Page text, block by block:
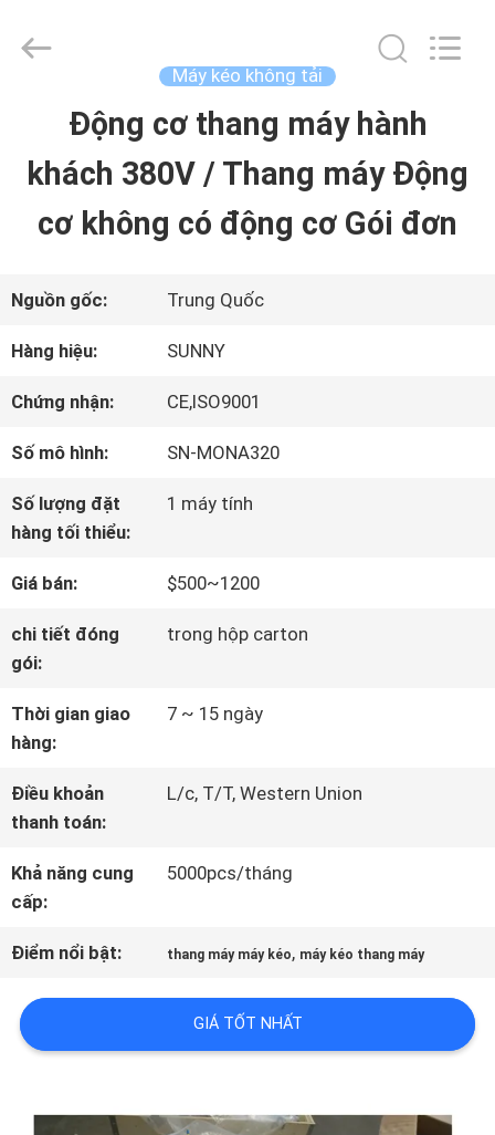
TRANG
CHỦ
SẢN
PHẨM
VIDEO
VỀ
CHÚNG
TÔI
THAM
QUAN
NHÀ
KIỂM
CHẤT
2026
SHANGHAI
Reserved.
Máy kéo không tải
Động cơ thang máy hành
khách 380V / Thang máy Động
cơ không có động cơ Gói đơn
Nguồn gốc: Trung Quốc
Hàng hiệu: SUNNY
Chứng nhận: CE,ISO9001
Số mô hình: SN-MONA320
Số lượng đặt
hàng tối thiểu:
1 máy tính
Giá bán: $500~1200
chi tiết đóng
gói:
trong hộp carton
Thời gian giao
hàng:
7 ~ 15 ngày
Điều khoản
thanh toán:
L/c, T/T, Western Union
Khả năng cung
cấp:
5000pcs/tháng
Điểm nổi bật: thang máy máy kéo, máy kéo thang máy
GIÁ TỐT NHẤT